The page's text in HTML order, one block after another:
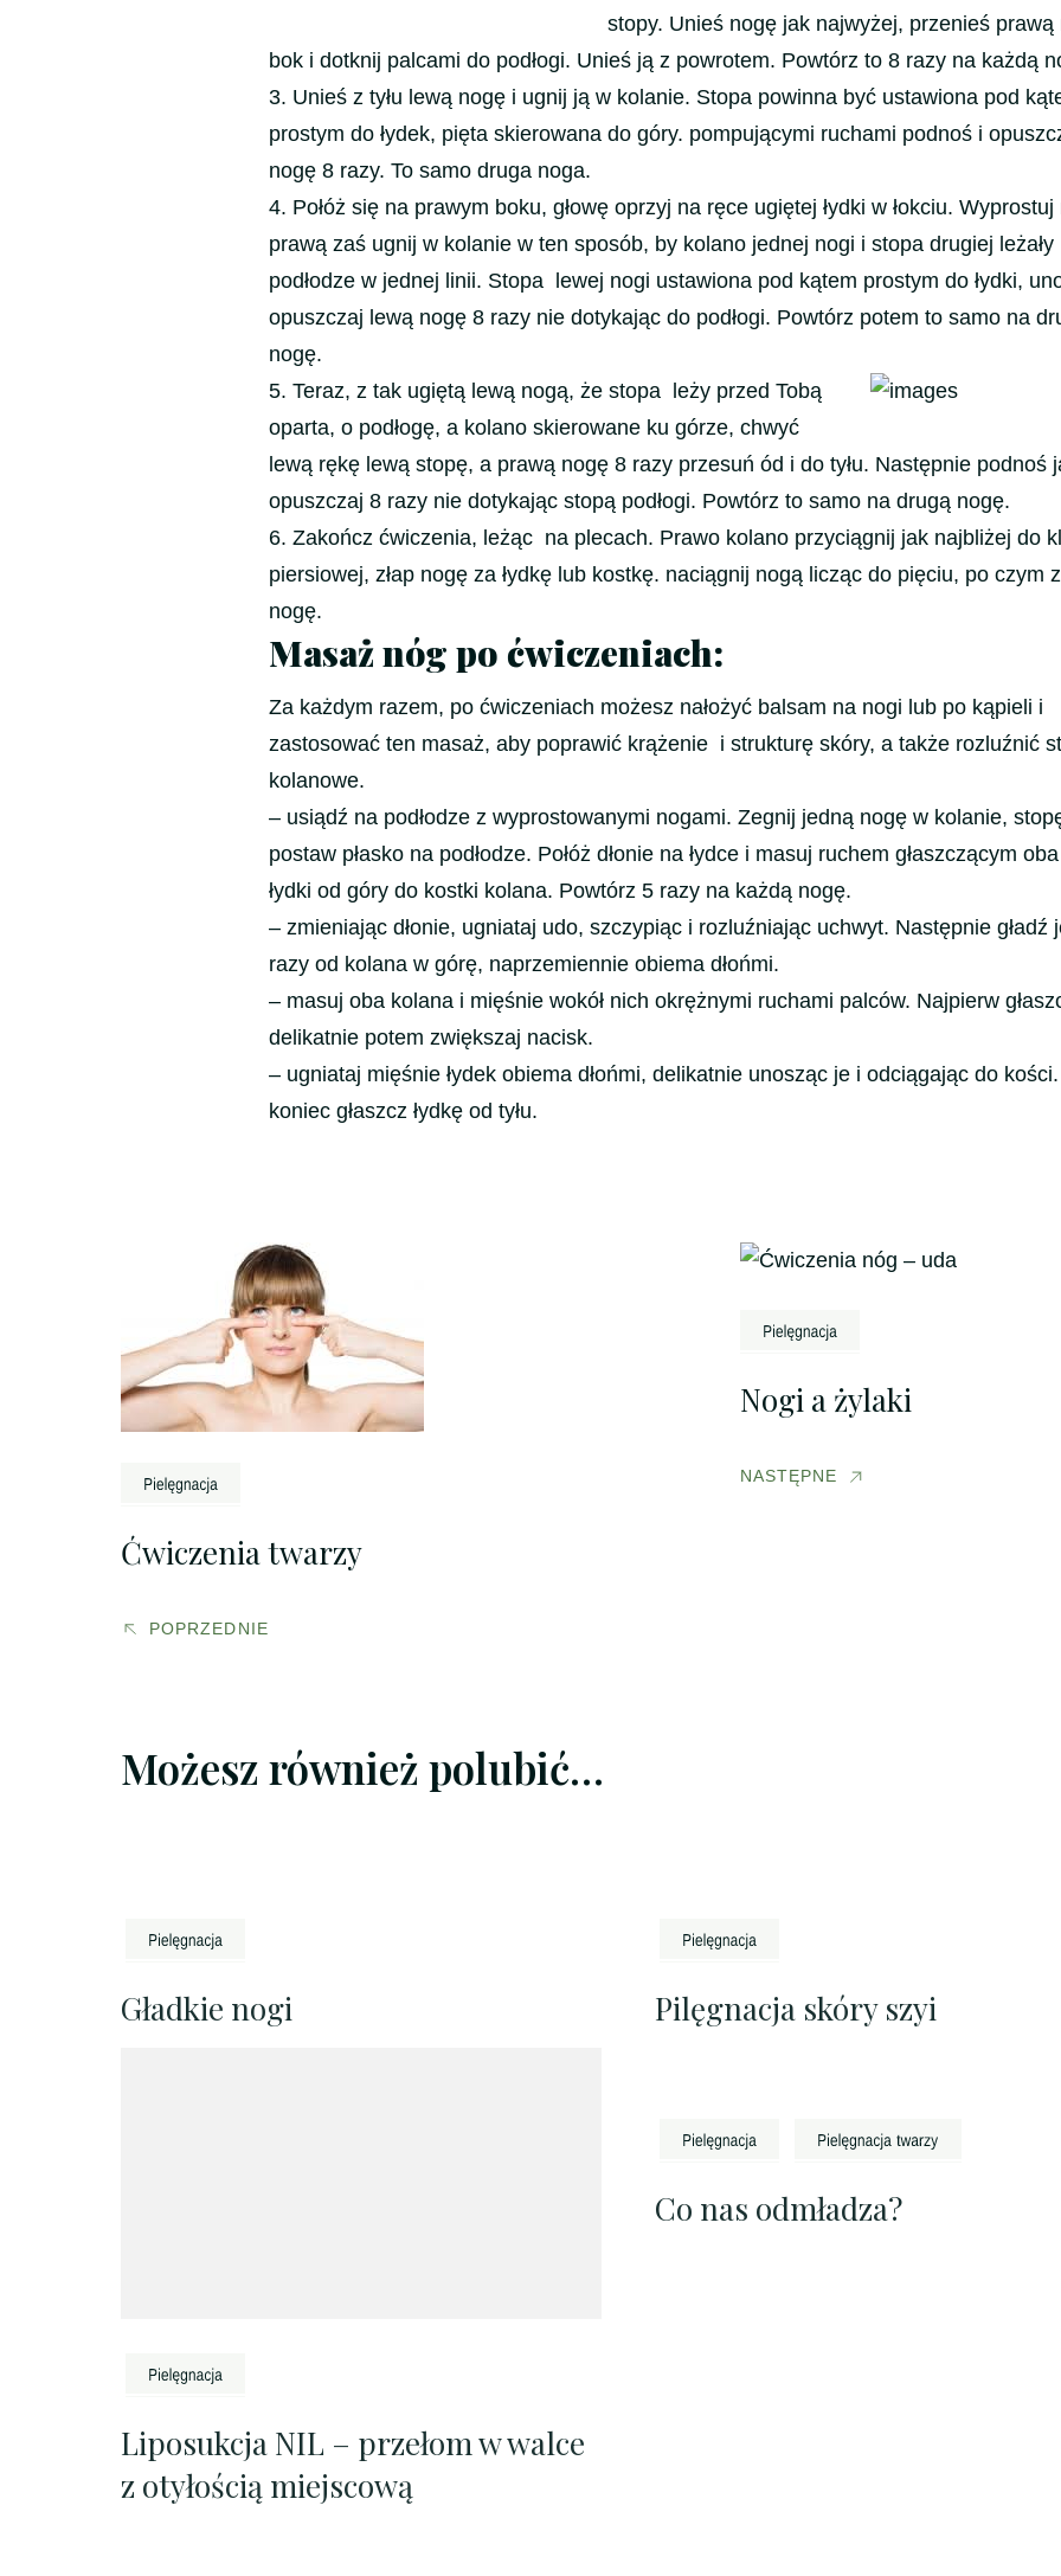
stopy. Unieś nogę jak najwyżej, przenieś prawą
bok i dotknij palcami do podłogi. Unieś ją z powrotem. Powtórz to 8 razy na każdą
3. Unieś z tyłu lewą nogę i ugnij ją w kolanie. Stopa powinna być ustawiona pod
prostym do łydek, pięta skierowana do góry. pompującymi ruchami podnoś i
nogę 8 razy. To samo druga noga.
4. Połóż się na prawym boku, głowę oprzyj na ręce ugiętej łydki w łokciu. Wyprostuj
prawą zaś ugnij w kolanie w ten sposób, by kolano jednej nogi i stopa drugiej
podłodze w jednej linii. Stopa lewej nogi ustawiona pod kątem prostym do łydki,
opuszczaj lewą nogę 8 razy nie dotykając do podłogi. Powtórz potem to samo na
nogę.
5. Teraz, z tak ugiętą lewą nogą, że stopa leży przed Tobą
oparta, o podłogę, a kolano skierowane ku górze, chwyć
lewą rękę lewą stopę, a prawą nogę 8 razy przesuń ód i do tyłu. Następnie podnoś
opuszczaj 8 razy nie dotykając stopą podłogi. Powtórz to samo na drugą nogę.
6. Zakończ ćwiczenia, leżąc na plecach. Prawo kolano przyciągnij jak najbliżej do
piersiowej, złap nogę za łydkę lub kostkę. naciągnij nogą licząc do pięciu, po czym
nogę.
Masaż nóg po ćwiczeniach:
Za każdym razem, po ćwiczeniach możesz nałożyć balsam na nogi lub po kąpieli i
zastosować ten masaż, aby poprawić krążenie i strukturę skóry, a także rozluźnić
kolanowe.
– usiądź na podłodze z wyprostowanymi nogami. Zegnij jedną nogę w kolanie,
postaw płasko na podłodze. Połóż dłonie na łydce i masuj ruchem głaszczącym
łydki od góry do kostki kolana. Powtórz 5 razy na każdą nogę.
– zmieniając dłonie, ugniataj udo, szczypiąc i rozluźniając uchwyt. Następnie gładź
razy od kolana w górę, naprzemiennie obiema dłońmi.
– masuj oba kolana i mięśnie wokół nich okrężnymi ruchami palców. Najpierw
delikatnie potem zwiększaj nacisk.
– ugniataj mięśnie łydek obiema dłońmi, delikatnie unosząc je i odciągając do
koniec głaszcz łydkę od tyłu.
Nawigacja
wpisu
Ćwiczenia twarzy
POPRZEDNIE
Nogi a żylaki
NASTĘPNE
Możesz również polubić…
Gładkie nogi Pilęgnacja skóry szyi
Liposukcja NIL – przełom w walce
z otyłością miejscową
Co nas odmładza?